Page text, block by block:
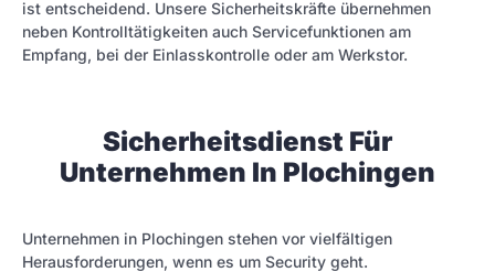
ist entscheidend. Unsere Sicherheitskräfte übernehmen
neben Kontrolltätigkeiten auch Servicefunktionen am
Empfang, bei der Einlasskontrolle oder am Werkstor.
Sicherheitsdienst Für
Unternehmen In Plochingen
Unternehmen in Plochingen stehen vor vielfältigen
Herausforderungen, wenn es um Security geht.